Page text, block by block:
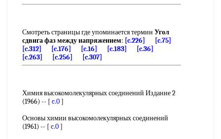
Смотреть страницы где упоминается термин Угол
сдвига фаз между напряжением: [c.226]
[c.75]
[c.312]
[c.176] [c.16] [c.183]
[c.36]
[c.263]
[c.256] [c.307]
Химия высокомолекулярных соединений Издание 2
(1966) -- [ c.0]
Основы химии высокомолекулярных соединений
(1961) -- [ c.0]